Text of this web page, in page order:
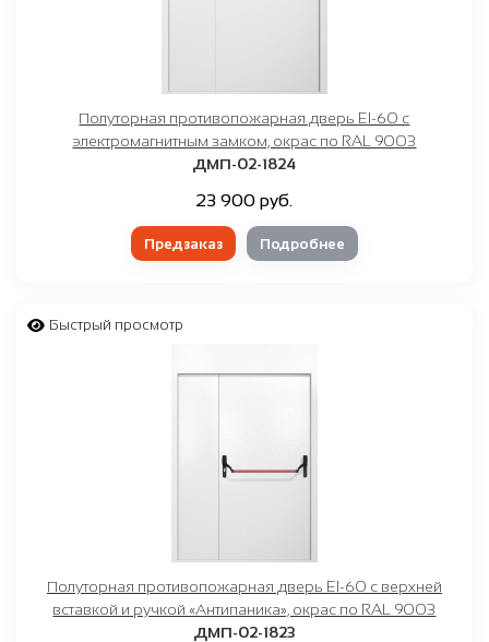
Полуторная противопожарная дверь EI-60 с
электромагнитным замком, окрас по RAL 9003
ДМП-02-1824
23 900 руб.
Предзаказ Подробнее
Быстрый просмотр
Полуторная противопожарная дверь EI-60 с верхней
вставкой и ручкой «Антипаника», окрас по RAL 9003
ДМП-02-1823